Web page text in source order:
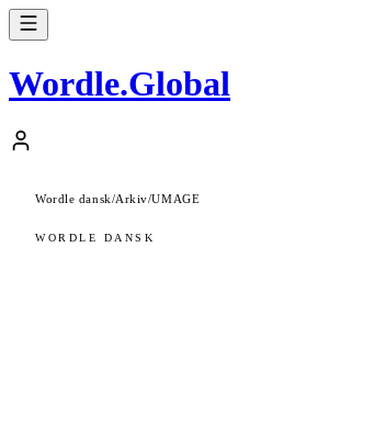
Wordle.Global
Wordle dansk/Arkiv/UMAGE
WORDLE DANSK